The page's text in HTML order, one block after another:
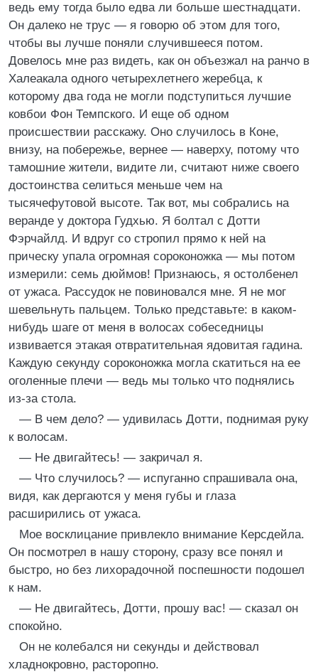
ведь ему тогда было едва ли больше шестнадцати.
Он далеко не трус — я говорю об этом для того,
чтобы вы лучше поняли случившееся потом.
Довелось мне раз видеть, как он объезжал на ранчо в
Халеакала одного четырехлетнего жеребца, к
которому два года не могли подступиться лучшие
ковбои Фон Темпского. И еще об одном
происшествии расскажу. Оно случилось в Коне,
внизу, на побережье, вернее — наверху, потому что
тамошние жители, видите ли, считают ниже своего
достоинства селиться меньше чем на
тысячефутовой высоте. Так вот, мы собрались на
веранде у доктора Гудхью. Я болтал с Дотти
Фэрчайлд. И вдруг со стропил прямо к ней на
прическу упала огромная сороконожка — мы потом
измерили: семь дюймов! Признаюсь, я остолбенел
от ужаса. Рассудок не повиновался мне. Я не мог
шевельнуть пальцем. Только представьте: в каком-
нибудь шаге от меня в волосах собеседницы
извивается этакая отвратительная ядовитая гадина.
Каждую секунду сороконожка могла скатиться на ее
оголенные плечи — ведь мы только что поднялись
из-за стола.
— В чем дело? — удивилась Дотти, поднимая руку
к волосам.
— Не двигайтесь! — закричал я.
— Что случилось? — испуганно спрашивала она,
видя, как дергаются у меня губы и глаза
расширились от ужаса.
Мое восклицание привлекло внимание Керсдейла.
Он посмотрел в нашу сторону, сразу все понял и
быстро, но без лихорадочной поспешности подошел
к нам.
— Не двигайтесь, Дотти, прошу вас! — сказал он
спокойно.
Он не колебался ни секунды и действовал
хладнокровно, расторопно.